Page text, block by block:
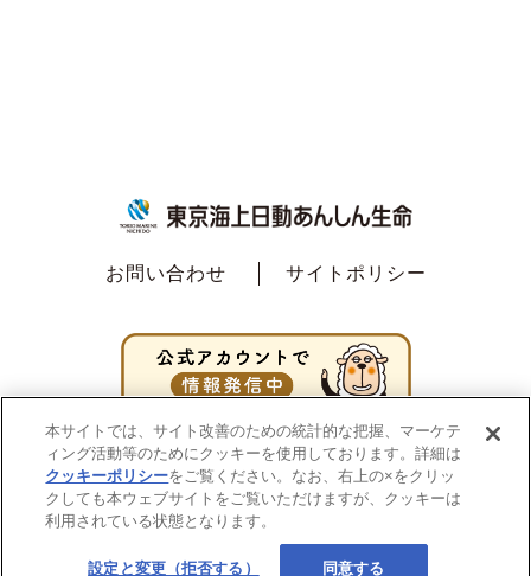
お問い合わせ サイトポリシー
本サイトでは、サイト改善のための統計的な把握、マーケテ
ィング活動等のためにクッキーを使用しております。詳細は
クッキーポリシーをご覧ください。なお、右上の×をクリッ
クしても本ウェブサイトをご覧いただけますが、クッキーは
利用されている状態となります。
設定と変更（拒否する） 同意する